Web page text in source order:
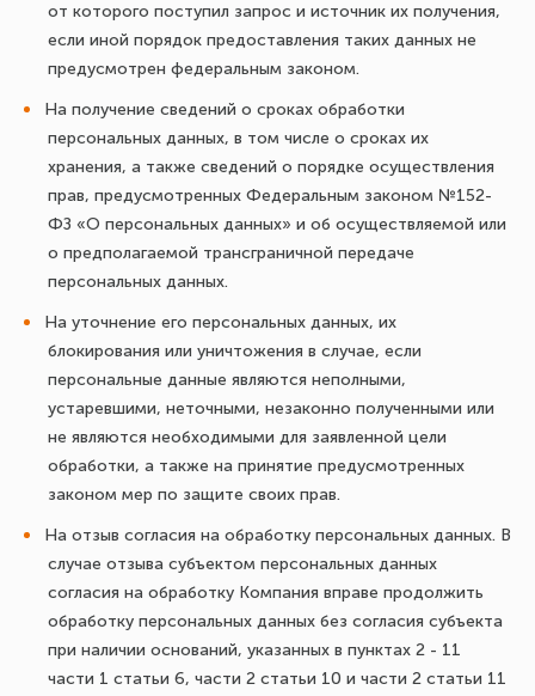
от которого поступил запрос и источник их получения,
если иной порядок предоставления таких данных не
предусмотрен федеральным законом.
На получение сведений о сроках обработки
персональных данных, в том числе о сроках их
хранения, а также сведений о порядке осуществления
прав, предусмотренных Федеральным законом №152-
ФЗ «О персональных данных» и об осуществляемой или
о предполагаемой трансграничной передаче
персональных данных.
На уточнение его персональных данных, их
блокирования или уничтожения в случае, если
персональные данные являются неполными,
устаревшими, неточными, незаконно полученными или
не являются необходимыми для заявленной цели
обработки, а также на принятие предусмотренных
законом мер по защите своих прав.
На отзыв согласия на обработку персональных данных. В
случае отзыва субъектом персональных данных
согласия на обработку Компания вправе продолжить
обработку персональных данных без согласия субъекта
при наличии оснований, указанных в пунктах 2 - 11
части 1 статьи 6, части 2 статьи 10 и части 2 статьи 11